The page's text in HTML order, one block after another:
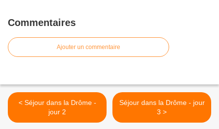
Commentaires
Ajouter un commentaire
< Séjour dans la Drôme -
jour 2
Séjour dans la Drôme - jour
3 >